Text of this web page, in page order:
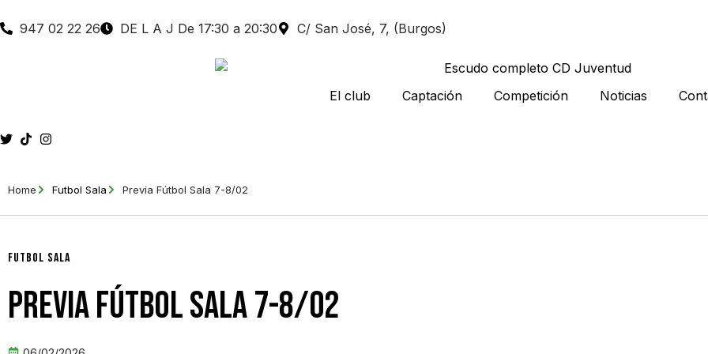
947 02 22 26 DE L A J De 17:30 a 20:30 C/ San José, 7, (Burgos)
El club Captación Competición Noticias
Home Futbol Sala Previa Fútbol Sala 7-8/02
Futbol Sala
Previa Fútbol Sala 7-8/02